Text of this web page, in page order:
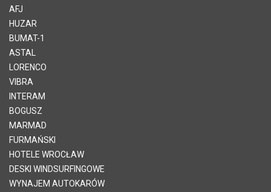
AFJ
HUZAR
BUMAT-1
ASTAL
LORENCO
VIBRA
INTERAM
BOGUSZ
MARMAD
FURMAŃSKI
HOTELE WROCŁAW
DESKI WINDSURFINGOWE
WYNAJEM AUTOKARÓW